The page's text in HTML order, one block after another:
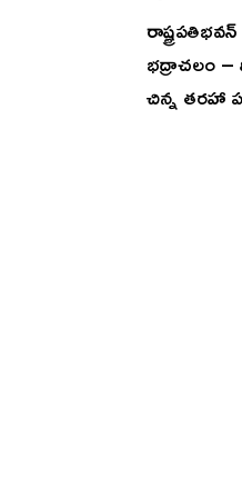
భద్రాచలం –
చిన్న తరహా